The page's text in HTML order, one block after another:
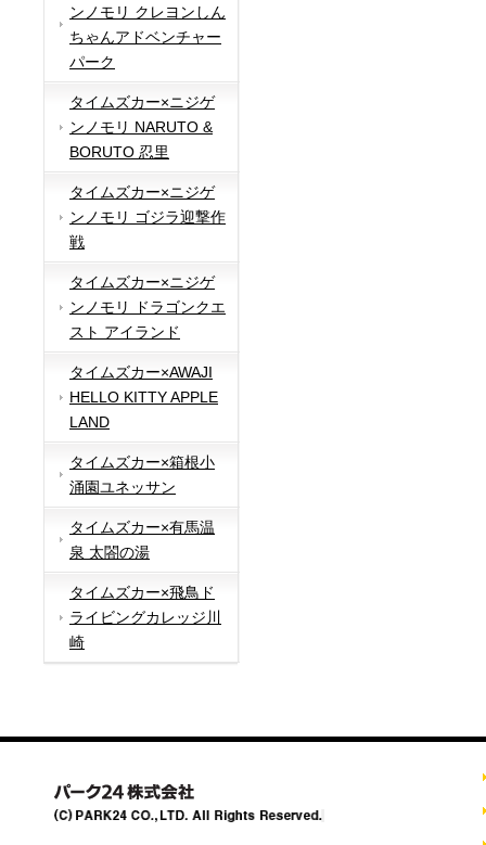
ンノモリ クレヨンしん
ちゃんアドベンチャー
パーク
タイムズカー×ニジゲ
ンノモリ NARUTO &
BORUTO 忍里
タイムズカー×ニジゲ
ンノモリ ゴジラ迎撃作
戦
タイムズカー×ニジゲ
ンノモリ ドラゴンクエ
スト アイランド
タイムズカー×AWAJI
HELLO KITTY APPLE
LAND
タイムズカー×箱根小
涌園ユネッサン
タイムズカー×有馬温
泉 太閤の湯
タイムズカー×飛鳥ド
ライビングカレッジ川
崎